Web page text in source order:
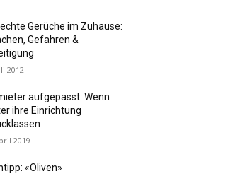
Gerüche im Zuhause:
Gefahren &
2012
aufgepasst: Wenn
ihre Einrichtung
2019
«Oliven»